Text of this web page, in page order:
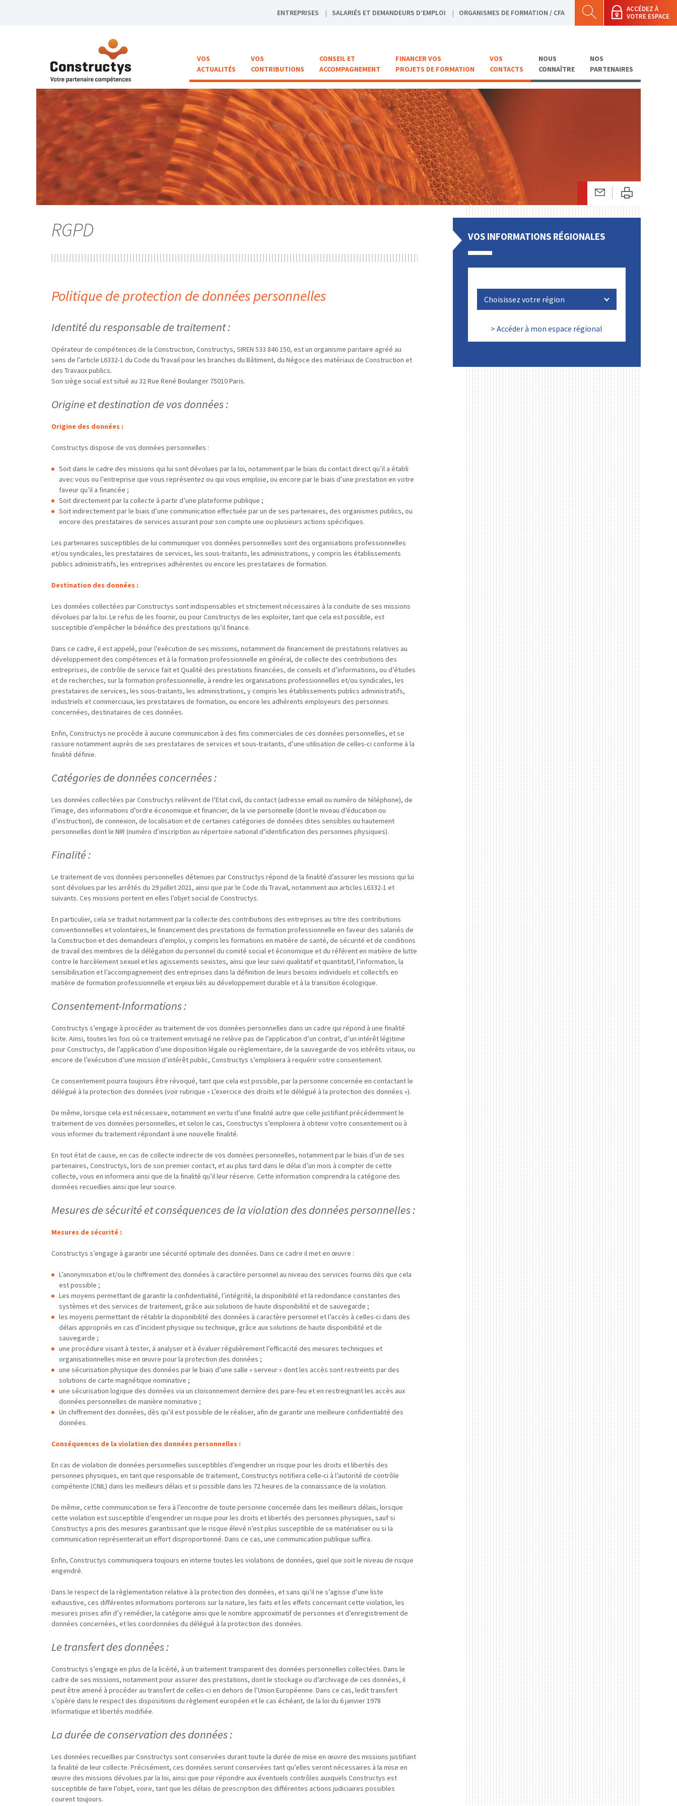
ACCÉDEZ À
VOTRE ESPACE
ENTREPRISES SALARIÉS ET DEMANDEURS D’EMPLOI ORGANISMES DE FORMATION / CFA
VOS
ACTUALITÉS
VOS
CONTRIBUTIONS
CONSEIL ET
ACCOMPAGNEMENT
FINANCER VOS
PROJETS DE FORMATION
VOS
CONTACTS
NOUS
CONNAÎTRE
NOS
PARTENAIRES
RGPD
Politique de protection de données personnelles
Identité du responsable de traitement :
Opérateur de compétences de la Construction, Constructys, SIREN 533 846 150, est un organisme paritaire agréé au
sens de l’article L6332-1 du Code du Travail pour les branches du Bâtiment, du Négoce des matériaux de Construction et
des Travaux publics.
Son siège social est situé au 32 Rue René Boulanger 75010 Paris.
Origine et destination de vos données :
Origine des données :
Constructys dispose de vos données personnelles :
Soit dans le cadre des missions qui lui sont dévolues par la loi, notamment par le biais du contact direct qu’il a établi
avec vous ou l’entreprise que vous représentez ou qui vous emploie, ou encore par le biais d’une prestation en votre
faveur qu’il a financée ;
Soit directement par la collecte à partir d’une plateforme publique ;
Soit indirectement par le biais d’une communication effectuée par un de ses partenaires, des organismes publics, ou
encore des prestataires de services assurant pour son compte une ou plusieurs actions spécifiques.
Les partenaires susceptibles de lui communiquer vos données personnelles sont des organisations professionnelles
et/ou syndicales, les prestataires de services, les sous-traitants, les administrations, y compris les établissements
publics administratifs, les entreprises adhérentes ou encore les prestataires de formation.
Destination des données :
Les données collectées par Constructys sont indispensables et strictement nécessaires à la conduite de ses missions
dévolues par la loi. Le refus de les fournir, ou pour Constructys de les exploiter, tant que cela est possible, est
susceptible d’empêcher le bénéfice des prestations qu’il finance.
Dans ce cadre, il est appelé, pour l’exécution de ses missions, notamment de financement de prestations relatives au
développement des compétences et à la formation professionnelle en général, de collecte des contributions des
entreprises, de contrôle de service fait et Qualité des prestations financées, de conseils et d’informations, ou d’études
et de recherches, sur la formation professionnelle, à rendre les organisations professionnelles et/ou syndicales, les
prestataires de services, les sous-traitants, les administrations, y compris les établissements publics administratifs,
industriels et commerciaux, les prestataires de formation, ou encore les adhérents employeurs des personnes
concernées, destinataires de ces données.
Enfin, Constructys ne procède à aucune communication à des fins commerciales de ces données personnelles, et se
rassure notamment auprès de ses prestataires de services et sous-traitants, d’une utilisation de celles-ci conforme à la
finalité définie.
Catégories de données concernées :
Les données collectées par Constructys relèvent de l’Etat civil, du contact (adresse email ou numéro de téléphone), de
l’image, des informations d’ordre économique et financier, de la vie personnelle (dont le niveau d’éducation ou
d’instruction), de connexion, de localisation et de certaines catégories de données dites sensibles ou hautement
personnelles dont le NIR (numéro d’inscription au répertoire national d’identification des personnes physiques).
Finalité :
Le traitement de vos données personnelles détenues par Constructys répond de la finalité d’assurer les missions qui lui
sont dévolues par les arrêtés du 29 juillet 2021, ainsi que par le Code du Travail, notamment aux articles L6332-1 et
suivants. Ces missions portent en elles l’objet social de Constructys.
En particulier, cela se traduit notamment par la collecte des contributions des entreprises au titre des contributions
conventionnelles et volontaires, le financement des prestations de formation professionnelle en faveur des salariés de
la Construction et des demandeurs d’emploi, y compris les formations en matière de santé, de sécurité et de conditions
de travail des membres de la délégation du personnel du comité social et économique et du référent en matière de lutte
contre le harcèlement sexuel et les agissements sexistes, ainsi que leur suivi qualitatif et quantitatif, l’information, la
sensibilisation et l’accompagnement des entreprises dans la définition de leurs besoins individuels et collectifs en
matière de formation professionnelle et enjeux liés au développement durable et à la transition écologique.
Consentement-Informations :
Constructys s’engage à procéder au traitement de vos données personnelles dans un cadre qui répond à une finalité
licite. Ainsi, toutes les fois où ce traitement envisagé ne relève pas de l’application d’un contrat, d’un intérêt légitime
pour Constructys, de l’application d’une disposition légale ou règlementaire, de la sauvegarde de vos intérêts vitaux, ou
encore de l’exécution d’une mission d’intérêt public, Constructys s’emploiera à requérir votre consentement.
Ce consentement pourra toujours être révoqué, tant que cela est possible, par la personne concernée en contactant le
délégué à la protection des données (voir rubrique « L’exercice des droits et le délégué à la protection des données »).
De même, lorsque cela est nécessaire, notamment en vertu d’une finalité autre que celle justifiant précédemment le
traitement de vos données personnelles, et selon le cas, Constructys s’emploiera à obtenir votre consentement ou à
vous informer du traitement répondant à une nouvelle finalité.
En tout état de cause, en cas de collecte indirecte de vos données personnelles, notamment par le biais d’un de ses
partenaires, Constructys, lors de son premier contact, et au plus tard dans le délai d’un mois à compter de cette
collecte, vous en informera ainsi que de la finalité qu’il leur réserve. Cette information comprendra la catégorie des
données recueillies ainsi que leur source.
Mesures de sécurité et conséquences de la violation des données personnelles :
Mesures de sécurité :
Constructys s’engage à garantir une sécurité optimale des données. Dans ce cadre il met en œuvre :
L’anonymisation et/ou le chiffrement des données à caractère personnel au niveau des services fournis dès que cela
est possible ;
Les moyens permettant de garantir la confidentialité, l’intégrité, la disponibilité et la redondance constantes des
systèmes et des services de traitement, grâce aux solutions de haute disponibilité et de sauvegarde ;
les moyens permettant de rétablir la disponibilité des données à caractère personnel et l’accès à celles-ci dans des
délais appropriés en cas d’incident physique ou technique, grâce aux solutions de haute disponibilité et de
sauvegarde ;
une procédure visant à tester, à analyser et à évaluer régulièrement l’efficacité des mesures techniques et
organisationnelles mise en œuvre pour la protection des données ;
une sécurisation physique des données par le biais d’une salle « serveur » dont les accès sont restreints par des
solutions de carte magnétique nominative ;
une sécurisation logique des données via un cloisonnement derrière des pare-feu et en restreignant les accès aux
données personnelles de manière nominative ;
Un chiffrement des données, dès qu’il est possible de le réaliser, afin de garantir une meilleure confidentialité des
données.
Conséquences de la violation des données personnelles :
En cas de violation de données personnelles susceptibles d’engendrer un risque pour les droits et libertés des
personnes physiques, en tant que responsable de traitement, Constructys notifiera celle-ci à l’autorité de contrôle
compétente (CNIL) dans les meilleurs délais et si possible dans les 72 heures de la connaissance de la violation.
De même, cette communication se fera à l’encontre de toute personne concernée dans les meilleurs délais, lorsque
cette violation est susceptible d’engendrer un risque pour les droits et libertés des personnes physiques, sauf si
Constructys a pris des mesures garantissant que le risque élevé n’est plus susceptible de se matérialiser ou si la
communication représenterait un effort disproportionné. Dans ce cas, une communication publique suffira.
Enfin, Constructys communiquera toujours en interne toutes les violations de données, quel que soit le niveau de risque
engendré.
Dans le respect de la règlementation relative à la protection des données, et sans qu’il ne s’agisse d’une liste
exhaustive, ces différentes informations porterons sur la nature, les faits et les effets concernant cette violation, les
mesures prises afin d’y remédier, la catégorie ainsi que le nombre approximatif de personnes et d’enregistrement de
données concernées, et les coordonnées du délégué à la protection des données.
Le transfert des données :
Constructys s’engage en plus de la licéité, à un traitement transparent des données personnelles collectées. Dans le
cadre de ses missions, notamment pour assurer des prestations, dont le stockage ou d’archivage de ces données, il
peut être amené à procéder au transfert de celles-ci en dehors de l’Union Européenne. Dans ce cas, ledit transfert
s’opère dans le respect des dispositions du règlement européen et le cas échéant, de la loi du 6 janvier 1978
Informatique et libertés modifiée.
La durée de conservation des données :
Les données recueillies par Constructys sont conservées durant toute la durée de mise en œuvre des missions justifiant
la finalité de leur collecte. Précisément, ces données seront conservées tant qu’elles seront nécessaires à la mise en
œuvre des missions dévolues par la loi, ainsi que pour répondre aux éventuels contrôles auxquels Constructys est
susceptible de faire l’objet, voire, tant que les délais de prescription des différentes actions judiciaires possibles
courent toujours.
VOS INFORMATIONS RÉGIONALES
> Accéder à mon espace régional